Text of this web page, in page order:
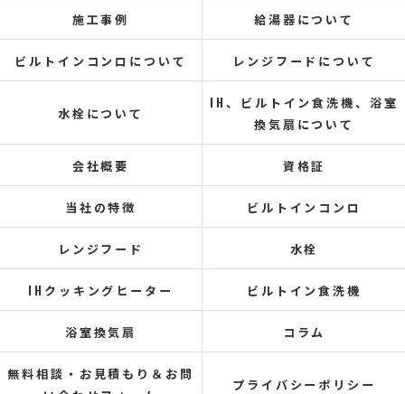
施工事例 給湯器について
ビルトインコンロについて レンジフードについて
水栓について
IH、ビルトイン食洗機、浴室
換気扇について
会社概要 資格証
当社の特徴 ビルトインコンロ
レンジフード 水栓
IHクッキングヒーター ビルトイン食洗機
浴室換気扇 コラム
無料相談・お見積もり＆お問
プライバシーポリシー